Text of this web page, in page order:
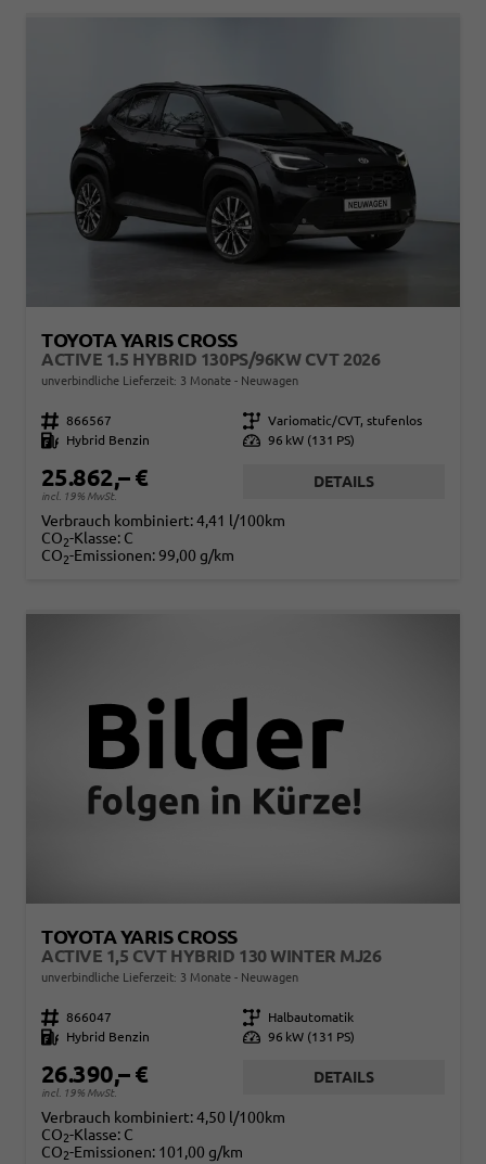
TOYOTA YARIS CROSS
ACTIVE 1.5 HYBRID 130PS/96KW CVT 2026
unverbindliche Lieferzeit: 3 Monate Neuwagen
Fahrzeugnr. 866567 Getriebe Variomatic/CVT, stufenlos
Kraftstoff
Hybrid Benzin Leistung 96 kW (131 PS)
25.862,– €
incl. 19% MwSt.
DETAILS
Verbrauch kombiniert:4,41 l/100km
CO2-Klasse: C
CO2-Emissionen: 99,00 g/km
TOYOTA YARIS CROSS
ACTIVE 1,5 CVT HYBRID 130 WINTER MJ26
unverbindliche Lieferzeit: 3 Monate Neuwagen
Fahrzeugnr. 866047 Getriebe
Halbautomatik
Kraftstoff
Hybrid Benzin Leistung 96 kW (131 PS)
26.390,– €
incl. 19% MwSt.
DETAILS
Verbrauch kombiniert:4,50 l/100km
CO2-Klasse: C
CO2-Emissionen: 101,00 g/km